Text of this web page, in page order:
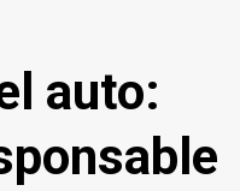
auto: